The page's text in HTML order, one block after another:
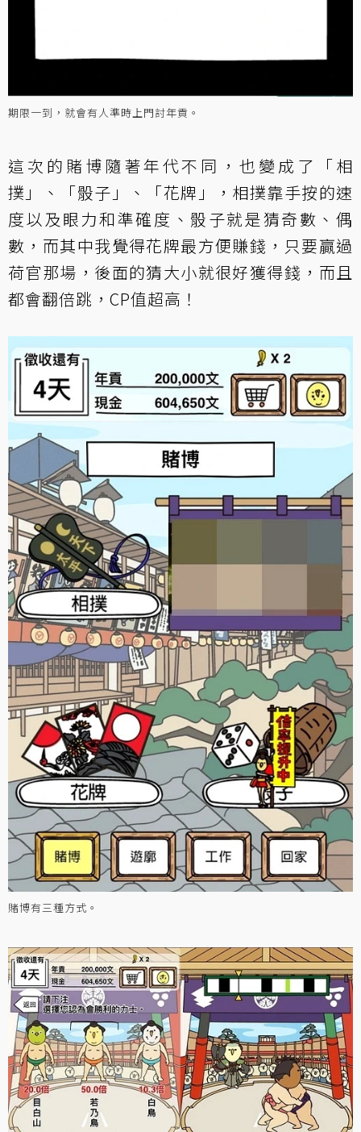
期限一到，就會有人準時上門討年貢。
這次的賭博隨著年代不同，也變成了「相
撲」、「骰子」、「花牌」，相撲靠手按的速
度以及眼力和準確度、骰子就是猜奇數、偶
數，而其中我覺得花牌最方便賺錢，只要贏過
荷官那場，後面的猜大小就很好獲得錢，而且
都會翻倍跳，CP值超高！
賭博有三種方式。